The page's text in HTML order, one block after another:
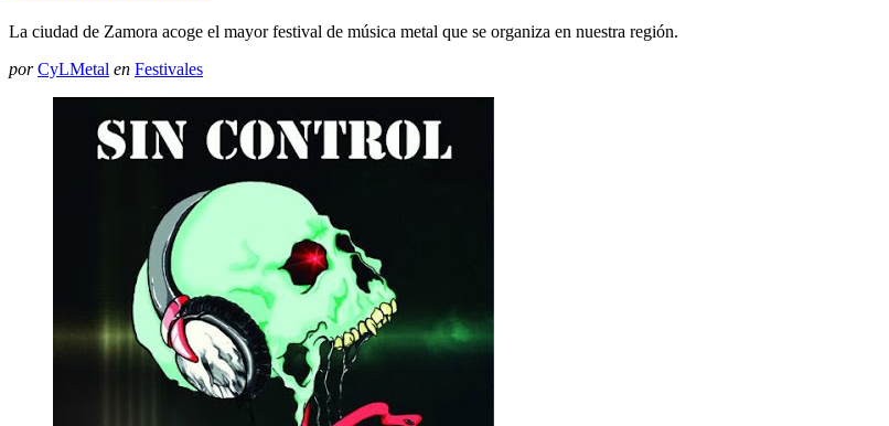
La ciudad de Zamora acoge el mayor festival de música metal que se organiza en nuestra región.
por CyLMetal en Festivales